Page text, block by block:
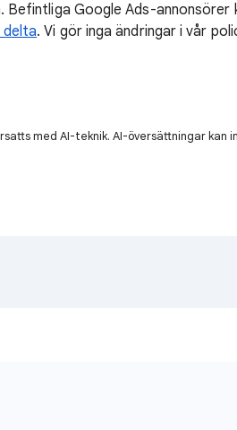
Google Ads-annonsörer
. Vi gör inga ändringar i vår
med AI-teknik. AI-översättningar kan